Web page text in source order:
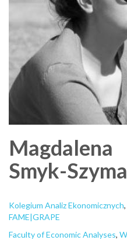
Magdalena
Smyk-
Kolegium Analiz Ekonomicznych,
FAME|GRAPE
Faculty of Economic Analyses,